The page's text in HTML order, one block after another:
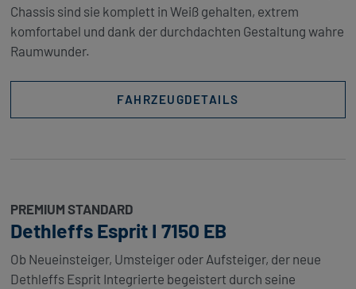
Chassis sind sie komplett in Weiß gehalten, extrem
komfortabel und dank der durchdachten Gestaltung wahre
Raumwunder.
FAHRZEUGDETAILS
PREMIUM STANDARD
Dethleffs Esprit I 7150 EB
Ob Neueinsteiger, Umsteiger oder Aufsteiger, der neue
Dethleffs Esprit Integrierte begeistert durch seine